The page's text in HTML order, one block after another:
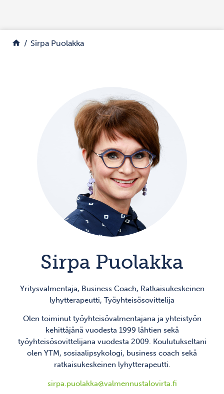
Palaa etusivulle
Sirpa Puolakka
Sirpa Puolakka
Yritysvalmentaja, Business Coach, Ratkaisukeskeinen
lyhytterapeutti, Työyhteisösovittelija
Olen toiminut työyhteisövalmentajana ja yhteistyön
kehittäjänä vuodesta 1999 lähtien sekä
työyhteisösovittelijana vuodesta 2009. Koulutukseltani
olen YTM, sosiaalipsykologi, business coach sekä
ratkaisukeskeinen lyhytterapeutti.
sirpa.puolakka@valmennustalovirta.fi